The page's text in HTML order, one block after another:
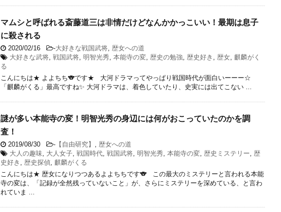
マムシと呼ばれる斎藤道三は非情だけどなんかかっこいい！最期は息子
に殺される
2020/02/16 -大好きな戦国武将, 歴女への道
大好きな武将, 戦国武将, 明智光秀, 本能寺の変, 歴史の勉強, 歴史好き , 歴女, 麒麟がく
る
こんにちは★ よよちち🐨です★ 大河ドラマってやっぱり戦国時代が面白いーーー☆
「麒麟がくる」最高ですね✨ 大河ドラマは、着色していたり、史実には出てこない ...
謎が多い本能寺の変！明智光秀の身辺には何がおこっていたのかを調
査！
2019/08/30 - 【自由研究】 , 歴女への道
大人の趣味, 大人女子, 戦国時代, 戦国武将, 明智光秀, 本能寺の変, 歴史ミステリー, 歴
史好き , 歴史探偵, 麒麟がくる
こんにちは★ 歴女になりつつあるよよちちです🐨 この最大のミステリーと言われる本能
寺の変は、「記録が全然残っていないこと」が、さらにミステリーを深めている、と言わ
れていま ...